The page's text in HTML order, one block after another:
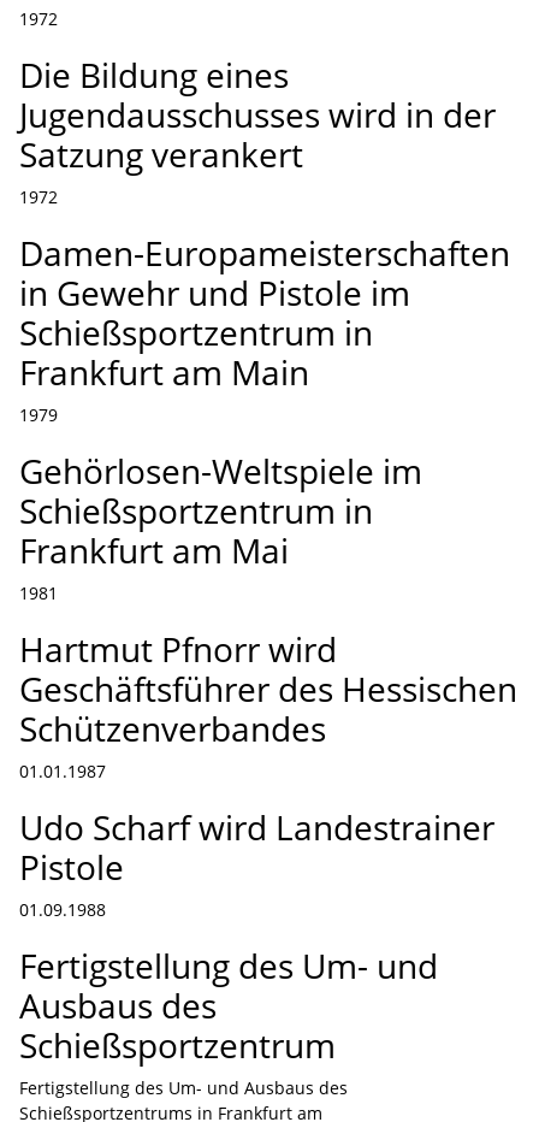
1972
Die Bildung eines
Jugendausschusses wird in der
Satzung verankert
1972
Damen-Europameisterschaften
in Gewehr und Pistole im
Schießsportzentrum in
Frankfurt am Main
1979
Gehörlosen-Weltspiele im
Schießsportzentrum in
Frankfurt am Mai
1981
Hartmut Pfnorr wird
Geschäftsführer des Hessischen
Schützenverbandes
01.01.1987
Udo Scharf wird Landestrainer
Pistole
01.09.1988
Fertigstellung des Um- und
Ausbaus des
Schießsportzentrum
Fertigstellung des Um- und Ausbaus des
Schießsportzentrums in Frankfurt am